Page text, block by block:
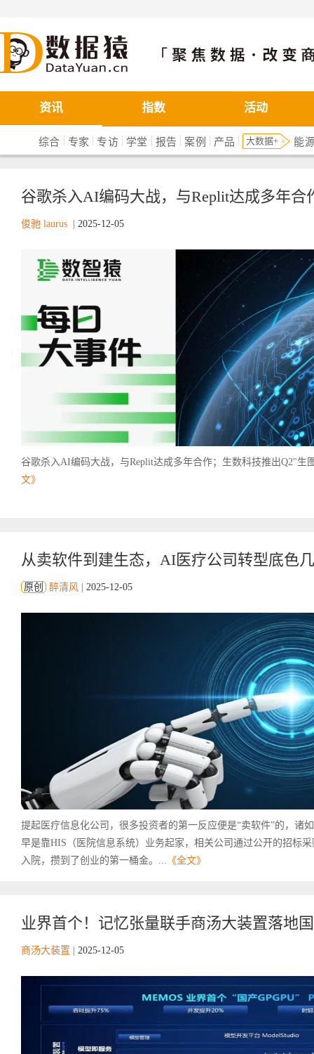
数据猿
资讯 指数 活动
综合 | 专家 |专访| 学堂 | 报告 | 案例 | 产品 | 大数据+ 能
谷歌杀入AI编码大战，与Replit达成多年合
俊驰 laurus 2025-12-05
谷歌杀入AI编码大战，与Replit达成多年合作；生数科技推出Q2"生
文》
从卖软件到建生态，AI医疗公司转型底色
原创 醉清风 2025-12-05
提起医疗信息化公司，很多投资者的第一反应便是“卖软件”的，诸
早是靠HIS（医院信息系统）业务起家，相关公司通过公开的招标
入院，攒到了创业的第一桶金。... 《全文》
业界首个！记忆张量联手商汤大装置落地
商汤大装置 2025-12-05